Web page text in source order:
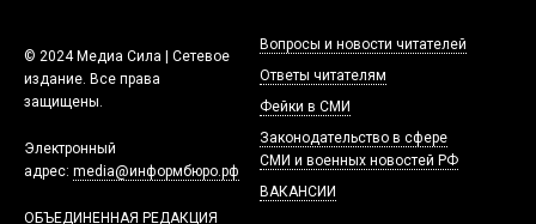
© 2024 Медиа Сила | Сетевое
издание. Все права
защищены.
Электронный
адрес: media@информбюро.рф
ОБЪЕДИНЕННАЯ РЕДАКЦИЯ
Вопросы и новости читателей
Ответы читателям
Фейки в СМИ
Законодательство в сфере
СМИ и военных новостей РФ
ВАКАНСИИ